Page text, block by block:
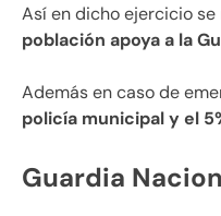
Así en dicho ejercicio
población apoya a la
Además en caso de
policía municipal y el
Guardia